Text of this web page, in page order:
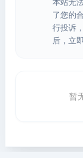
本站无
了您的
行投诉
后，立
暂